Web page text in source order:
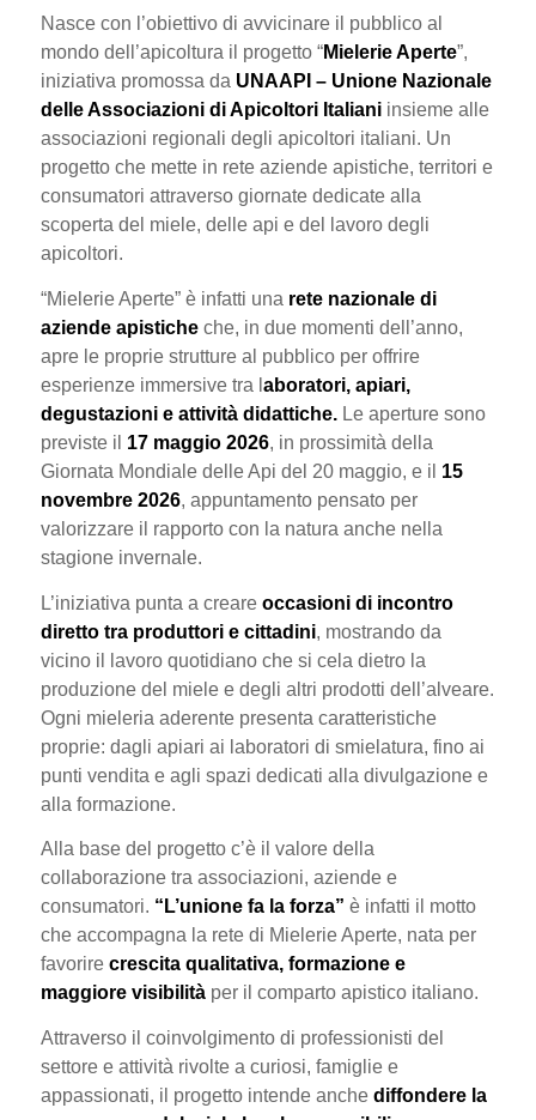
Nasce con l’obiettivo di avvicinare il pubblico al
mondo dell’apicoltura il progetto “Mielerie Aperte”,
iniziativa promossa da UNAAPI – Unione Nazionale
delle Associazioni di Apicoltori Italianiinsieme alle
associazioni regionali degli apicoltori italiani. Un
progetto che mette in rete aziende apistiche, territori e
consumatori attraverso giornate dedicate alla
scoperta del miele, delle api e del lavoro degli
apicoltori.
“Mielerie Aperte” è infatti una rete nazionale di
aziende apisticheche, in due momenti dell’anno,
apre le proprie strutture al pubblico per offrire
esperienze immersive tra l aboratori, apiari,
degustazioni e attività didattiche.Le aperture sono
previste il 17 maggio 2026, in prossimità della
Giornata Mondiale delle Api del 20 maggio, e il 15
novembre 2026, appuntamento pensato per
valorizzare il rapporto con la natura anche nella
stagione invernale.
L’iniziativa punta a creare occasioni di incontro
diretto tra produttori e cittadini, mostrando da
vicino il lavoro quotidiano che si cela dietro la
produzione del miele e degli altri prodotti dell’alveare.
Ogni mieleria aderente presenta caratteristiche
proprie: dagli apiari ai laboratori di smielatura, fino ai
punti vendita e agli spazi dedicati alla divulgazione e
alla formazione.
Alla base del progetto c’è il valore della
collaborazione tra associazioni, aziende e
consumatori. “L’unione fa la forza” è infatti il motto
che accompagna la rete di Mielerie Aperte, nata per
favorire crescita qualitativa, formazione e
maggiore visibilitàper il comparto apistico italiano.
Attraverso il coinvolgimento di professionisti del
settore e attività rivolte a curiosi, famiglie e
appassionati, il progetto intende anche diffondere la